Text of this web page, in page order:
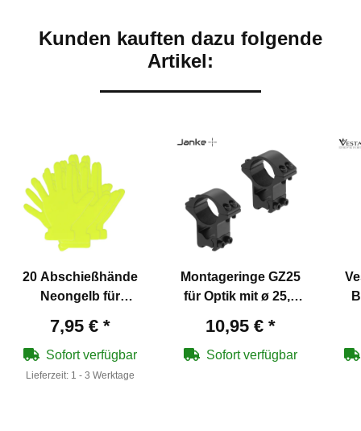
Kunden kauften dazu folgende
Artikel:
20 Abschießhände
Neongelb für
Freizeitspaß
7,95 € *
Sofort verfügbar
Lieferzeit: 1 - 3 Werktage
Montageringe GZ25
für Optik mit ø 25,4
Prismenschiene
10,95 € *
Sofort verfügbar